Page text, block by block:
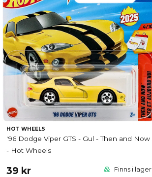
HOT WHEELS
'96 Dodge Viper GTS - Gul - Then and Now
- Hot Wheels
39 kr Finns i lager